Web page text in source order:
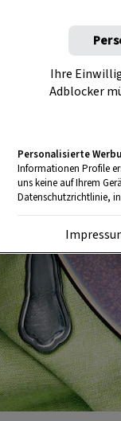
Ihre
Adblocker
Personalisierte
Informationen Profile
uns keine auf Ihrem
Datenschutzrichtlinie,